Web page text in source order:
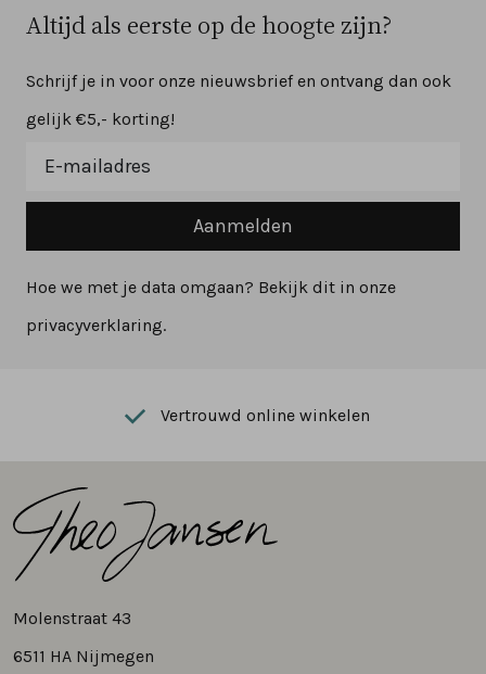
Altijd als eerste op de hoogte zijn?
Schrijf je in voor onze nieuwsbrief en ontvang dan ook
gelijk €5,- korting!
Aanmelden
Hoe we met je data omgaan? Bekijk dit in onze
privacyverklaring.
Vertrouwd online winkelen
Molenstraat 43
6511 HA Nijmegen